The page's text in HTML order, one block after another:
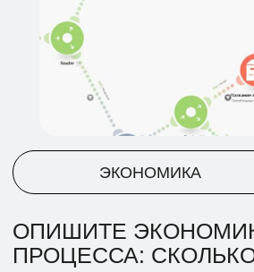
КАКИЕ ЭТИЧЕСКИЕ МОМЕНТЫ
ВАЖНО БЫЛО УЧЕСТЬ В ЭТОМ
КЕЙСЕ, КАК УЧЛИ
СПРАВОЧНАЯ ИНФОРМАЦИЯ